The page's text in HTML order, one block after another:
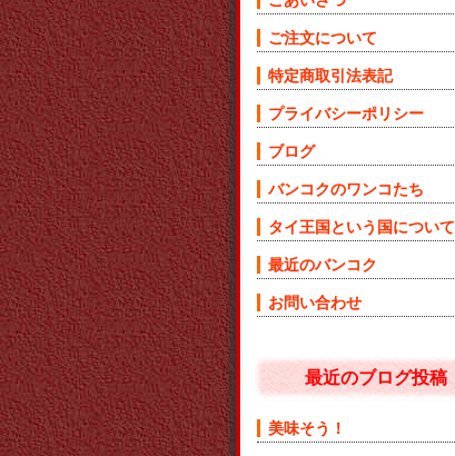
ご注文について
特定商取引法表記
プライバシーポリシー
ブログ
バンコクのワンコたち
タイ王国という国について
最近のバンコク
お問い合わせ
最近のブログ投稿
美味そう！